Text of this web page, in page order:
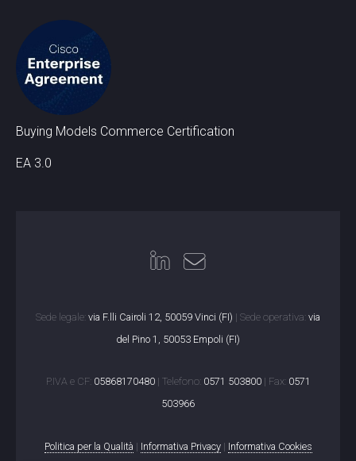
Buying Models Commerce Certification
EA 3.0
Sede legale: via F.lli Cairoli 12, 50059 Vinci (FI) | Sede operativa: via
del Pino 1, 50053 Empoli (FI)
P.IVA e CF: 05868170480| Telefono: 0571 503800| Fax: 0571
503966
Politica per la Qualità | Informativa Privacy| Informativa Cookies